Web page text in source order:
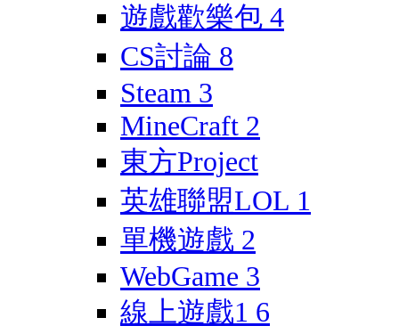
遊戲歡樂包 4
CS討論 8
Steam 3
MineCraft 2
東方Project
英雄聯盟LOL 1
單機遊戲 2
WebGame 3
線上遊戲1 6